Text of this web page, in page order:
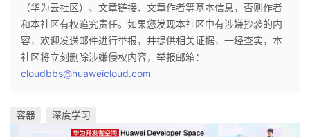
（华为云社区）、文章链接、文章作者等基本信息，否则作者
和本社区有权追究责任。如果您发现本社区中有涉嫌抄袭的内
容，欢迎发送邮件进行举报，并提供相关证据，一经查实，本
社区将立刻删除涉嫌侵权内容，举报邮箱：
cloudbbs@huaweicloud.com
容器 深度学习